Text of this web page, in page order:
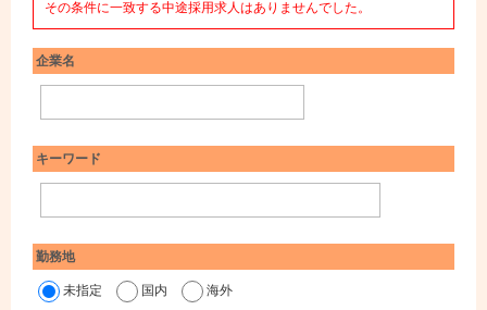
その条件に一致する中途採用求人はありませんでした。
企業名
キーワード
勤務地
未指定 国内 海外